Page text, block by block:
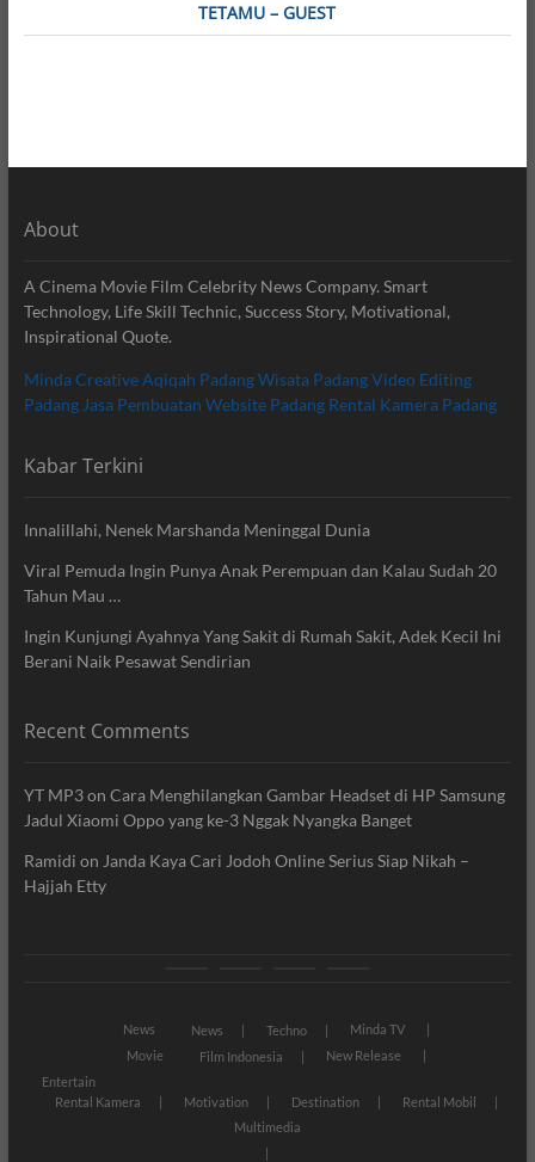
TETAMU – GUEST
About
A Cinema Movie Film Celebrity News Company. Smart
Technology, Life Skill Technic, Success Story, Motivational,
Inspirational Quote.
Minda CreativeAqiqah PadangWisata PadangVideo Editing
Padang Jasa Pembuatan Website Padang Rental Kamera Padang
Kabar Terkini
Innalillahi, Nenek Marshanda Meninggal Dunia
Viral Pemuda Ingin Punya Anak Perempuan dan Kalau Sudah 20
Tahun Mau …
Ingin Kunjungi Ayahnya Yang Sakit di Rumah Sakit, Adek Kecil Ini
Berani Naik Pesawat Sendirian
Recent Comments
YT MP3on Cara Menghilangkan Gambar Headset di HP Samsung
Jadul Xiaomi Oppo yang ke-3 Nggak Nyangka Banget
Ramidi on Janda Kaya Cari Jodoh Online Serius Siap Nikah –
Hajjah Etty
News News Techno
Minda TV
Movie
Film Indonesia
New Release
Entertain
Rental Kamera
Motivation Destination
Rental Mobil
Multimedia